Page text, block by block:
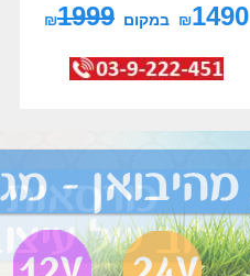
₪1490 במקום ₪1999